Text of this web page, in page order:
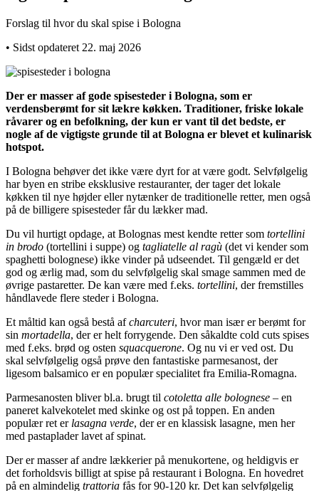
Forslag til hvor du skal spise i Bologna
• Sidst opdateret 22. maj 2026
Der er masser af gode spisesteder i Bologna, som er
verdensberømt for sit lækre køkken. Traditioner, friske lokale
råvarer og en befolkning, der kun er vant til det bedste, er
nogle af de vigtigste grunde til at Bologna er blevet et kulinarisk
hotspot.
I Bologna behøver det ikke være dyrt for at være godt. Selvfølgelig
har byen en stribe eksklusive restauranter, der tager det lokale
køkken til nye højder eller nytænker de traditionelle retter, men også
på de billigere spisesteder får du lækker mad.
Du vil hurtigt opdage, at Bolognas mest kendte retter som tortellini
in brodo (tortellini i suppe) og tagliatelle al ragù (det vi kender som
spaghetti bolognese) ikke vinder på udseendet. Til gengæld er det
god og ærlig mad, som du selvfølgelig skal smage sammen med de
øvrige pastaretter. De kan være med f.eks. tortellini, der fremstilles
håndlavede flere steder i Bologna.
Et måltid kan også bestå afcharcuteri, hvor man især er berømt for
sin mortadella, der er helt forrygende. Den såkaldte cold cuts spises
med f.eks. brød og osten squacquerone. Og nu vi er ved ost. Du
skal selvfølgelig også prøve den fantastiske parmesanost, der
ligesom balsamico er en populær specialitet fra Emilia-Romagna.
Parmesanosten bliver bl.a. brugt til cotoletta alle bolognese – en
paneret kalvekotelet med skinke og ost på toppen. En anden
populær ret er lasagna verde, der er en klassisk lasagne, men her
med pastaplader lavet af spinat.
Der er masser af andre lækkerier på menukortene, og heldigvis er
det forholdsvis billigt at spise på restaurant i Bologna. En hovedret
på en almindelig trattoria fås for 90-120 kr. Det kan selvfølgelig